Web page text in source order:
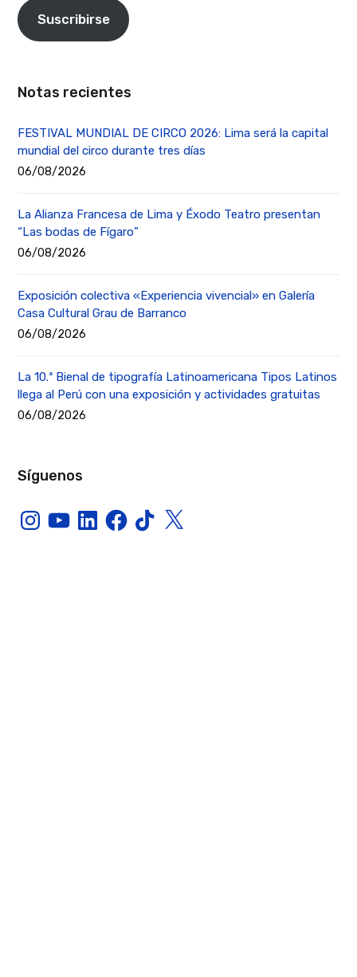
Suscribirse
Notas recientes
FESTIVAL MUNDIAL DE CIRCO 2026: Lima será la capital
mundial del circo durante tres días
06/08/2026
La Alianza Francesa de Lima y Éxodo Teatro presentan
“Las bodas de Fígaro”
06/08/2026
Exposición colectiva «Experiencia vivencial» en Galería
Casa Cultural Grau de Barranco
06/08/2026
La 10.ª Bienal de tipografía Latinoamericana Tipos Latinos
llega al Perú con una exposición y actividades gratuitas
06/08/2026
Síguenos
InstagramYouTubeLinkedInFacebook
TikTokX